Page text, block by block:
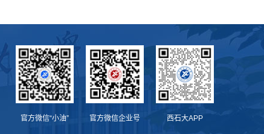
官方微信“小油” 官方微信企业号 西石大APP